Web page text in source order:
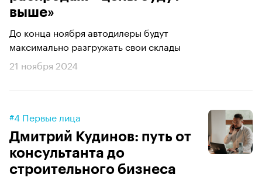
выше»
До конца ноября автодилеры будут
максимально разгружать свои склады
21 ноября 2024
#4 Первые лица
Дмитрий Кудинов: путь от
консультанта до
строительного бизнеса